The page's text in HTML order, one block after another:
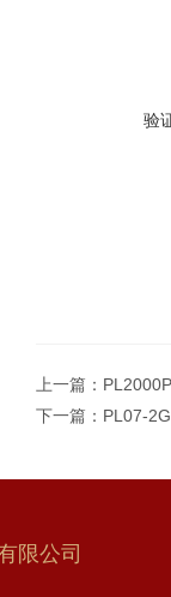
验
上一篇：
下一篇： PL07-
限公司